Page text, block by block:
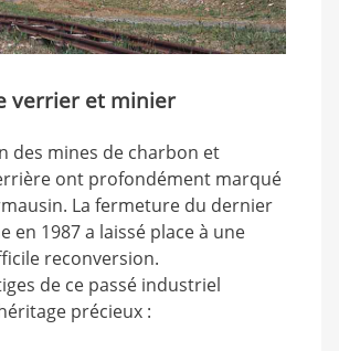
verrier et minier
des mines de charbon et
ont profondément marqué
La fermeture du dernier
en 1987 a laissé place à une
reconversion.
de ce passé industriel
précieux :